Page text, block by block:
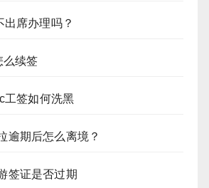
席办理吗？
么续签
工签如何洗黑
逾期后怎么离境？
签证是否过期